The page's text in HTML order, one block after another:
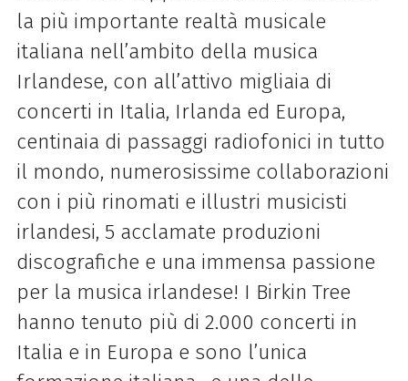
la più importante realtà musicale
italiana nell’ambito della musica
Irlandese, con all’attivo migliaia di
concerti in Italia, Irlanda ed Europa,
centinaia di passaggi radiofonici in tutto
il mondo, numerosissime collaborazioni
con i più rinomati e illustri musicisti
irlandesi, 5 acclamate produzioni
discografiche e una immensa passione
per la musica irlandese! I Birkin Tree
hanno tenuto più di 2.000 concerti in
Italia e in Europa e sono l’unica